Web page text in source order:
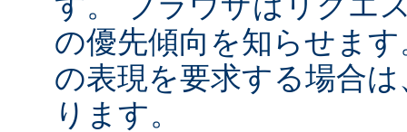
の優先傾向を知らせま
の表現を要求する場合
ります。